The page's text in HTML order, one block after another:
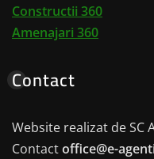
Constructii 360
Amenajari 360
Contact
Website realizat de SC
Contactoffice@e-